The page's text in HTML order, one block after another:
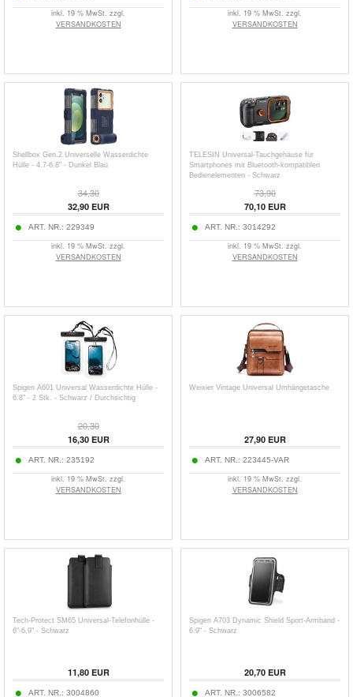
inkl. 19 % MwSt. zzgl.
VERSANDKOSTEN
inkl. 19 % MwSt. zzgl.
VERSANDKOSTEN
Shellbox Gen.2 Universelle Wasserdichte
Hülle - 4.7-6.8" - Dunkel Blau
34,30
32,90EUR
ART. NR.: 229349
inkl. 19 % MwSt. zzgl.
VERSANDKOSTEN
TELESIN Universal-Tauchgehäuse für
Smartphones mit Bluetooth-kompatiblen
Bedienelementen - Schwarz
73,90
70,10EUR
ART. NR.: 3014292
inkl. 19 % MwSt. zzgl.
VERSANDKOSTEN
Spigen A601 Universal Wasserdichte Hülle -
6.8" - 2 Stk. - Schwarz / Durchsichtig
20,30
16,30EUR
ART. NR.: 235192
inkl. 19 % MwSt. zzgl.
VERSANDKOSTEN
Weixier Vintage Universal Umhängetasche
27,90EUR
ART. NR.: 223445-VAR
inkl. 19 % MwSt. zzgl.
VERSANDKOSTEN
Tech-Protect SM65 Universal-Telefonhülle -
6"-6,9" - Schwarz
11,80EUR
ART. NR.: 3004860
Spigen A703 Dynamic Shield Sport-Armband -
6.9" - Schwarz
20,70EUR
ART. NR.: 3006582